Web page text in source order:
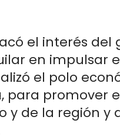
el interés del
en impulsar
el polo
para promover
y de la región y